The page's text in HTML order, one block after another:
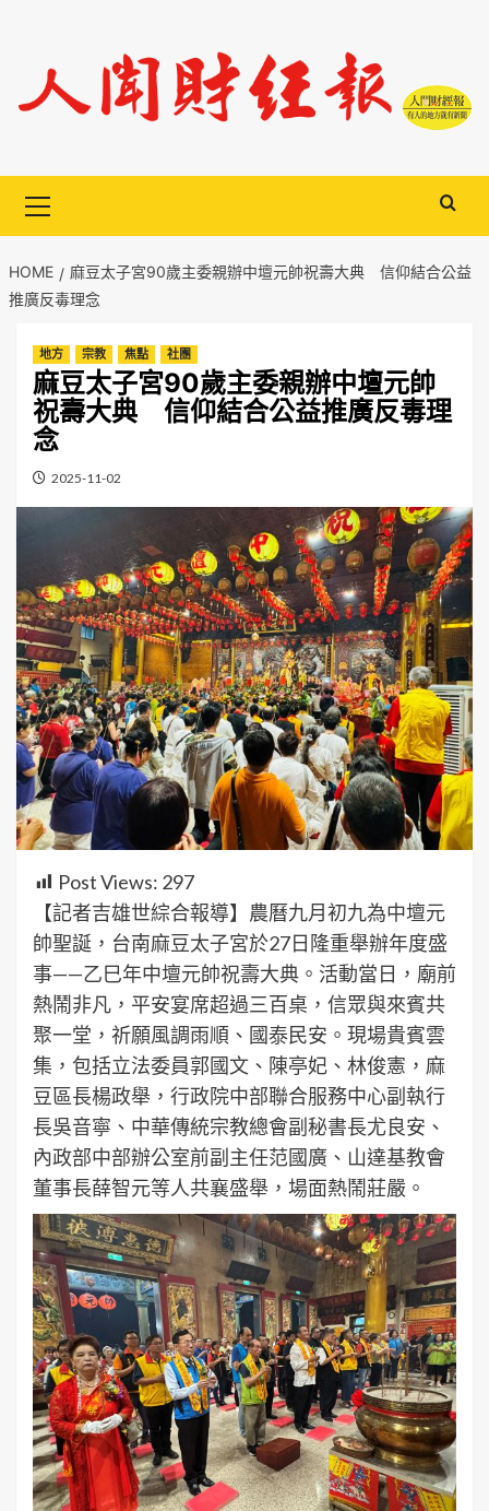
content
Menu
HOME
麻豆太子宮90歲主委親辦中壇元帥祝壽大典 信仰結合公益
推廣反毒理念
地方 宗教 焦點 社團
麻豆太子宮90歲主委親辦中壇元帥
祝壽大典 信仰結合公益推廣反毒理
念
2025-11-02
Post Views: 297
【記者吉雄世綜合報導】農曆九月初九為中壇元
帥聖誕，台南麻豆太子宮於27日隆重舉辦年度盛
事——乙巳年中壇元帥祝壽大典。活動當日，廟前
熱鬧非凡，平安宴席超過三百桌，信眾與來賓共
聚一堂，祈願風調雨順、國泰民安。現場貴賓雲
集，包括立法委員郭國文、陳亭妃、林俊憲，麻
豆區長楊政舉，行政院中部聯合服務中心副執行
長吳音寧、中華傳統宗教總會副秘書長尤良安、
內政部中部辦公室前副主任范國廣、山達基教會
董事長薛智元等人共襄盛舉，場面熱鬧莊嚴。